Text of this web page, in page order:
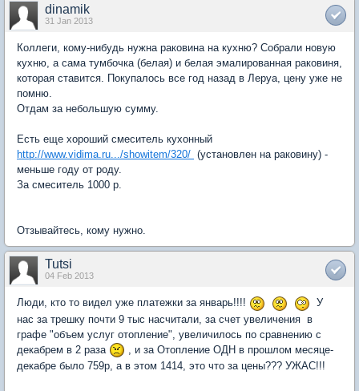
dinamik
31 Jan 2013
Коллеги, кому-нибудь нужна раковина на кухню? Собрали новую
кухню, а сама тумбочка (белая) и белая эмалированная раковиня,
которая ставится. Покупалось все год назад в Леруа, цену уже не
помню.
Отдам за небольшую сумму.
Есть еще хороший смеситель кухонный
http://www.vidima.ru.../showitem/320/ (установлен на раковину) -
меньше году от роду.
За смеситель 1000 р.
Отзывайтесь, кому нужно.
Tutsi
04 Feb 2013
Люди, кто то видел уже платежки за январь!!!!
У
нас за трешку почти 9 тыс насчитали, за счет увеличения в
графе "объем услуг отопление", увеличилось по сравнению с
декабрем в 2 раза
, и за Отопление ОДН в прошлом месяце-
декабре было 759р, а в этом 1414, это что за цены??? УЖАС!!!